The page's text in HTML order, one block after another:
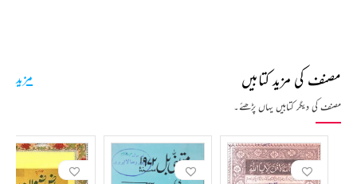
مصنف کی مزید کتابیں
مصنف کی دیگر کتابیں یہاں پڑھئے۔
مزید